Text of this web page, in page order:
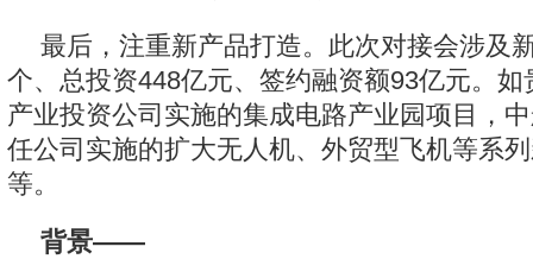
最后，注重新产品打造。此次对接会涉及
个、总投资448亿元、签约融资额93亿元。
产业投资公司实施的集成电路产业园项目，
任公司实施的扩大无人机、外贸型飞机等系
等。
背景——